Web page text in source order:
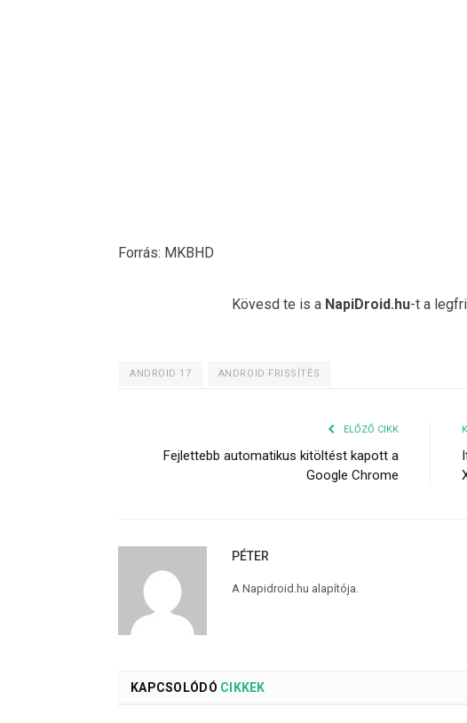
Forrás: MKBHD
Kövesd te is a NapiDroid.hu-t a
ANDROID 17 ANDROID FRISSÍTÉS
ELŐZŐ CIKK
Fejlettebb automatikus kitöltést kapott a
Google Chrome
PÉTER
A Napidroid.hu alapítója.
KAPCSOLÓDÓ CIKKEK